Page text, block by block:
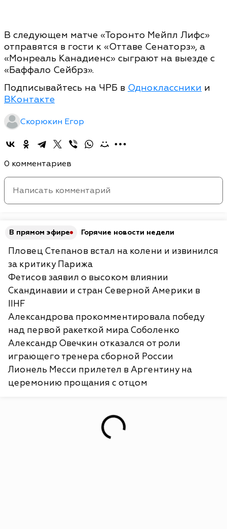
В следующем матче «Торонто Мейпл Лифс»
отправятся в гости к «Оттаве Сенаторз», а
«Монреаль Канадиенс» сыграют на выезде с
«Баффало Сейбрз».
Подписывайтесь на ЧРБ в Одноклассники и
ВКонтакте
Скорюкин Егор
0 комментариев
В прямом эфире Горячие новости недели
Пловец Степанов встал на колени и извинился
за критику Парижа
Фетисов заявил о высоком влиянии
Скандинавии и стран Северной Америки в
IIHF
Александрова прокомментировала победу
над первой ракеткой мира Соболенко
Александр Овечкин отказался от роли
играющего тренера сборной России
Лионель Месси прилетел в Аргентину на
церемонию прощания с отцом